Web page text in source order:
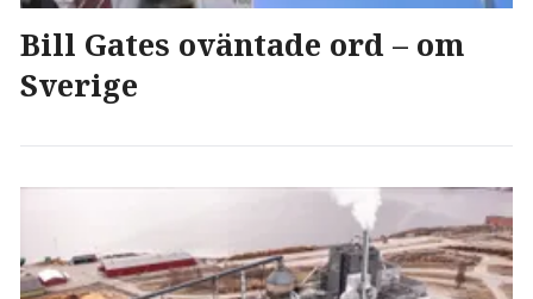
Bill Gates oväntade ord – om
Sverige